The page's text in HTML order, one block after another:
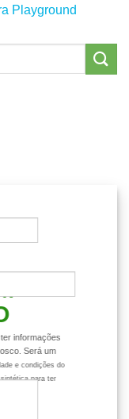
Playground
informações
Será um
e condições do
para ter